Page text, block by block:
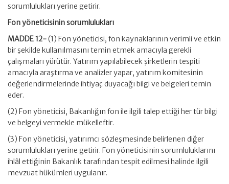
sorumlulukları yerine getirir.
Fon yöneticisinin sorumlulukları
MADDE 12-(1) Fon yöneticisi, fon kaynaklarının verimli ve etkin
bir şekilde kullanılmasını temin etmek amacıyla gerekli
çalışmaları yürütür. Yatırım yapılabilecek şirketlerin tespiti
amacıyla araştırma ve analizler yapar, yatırım komitesinin
değerlendirmelerinde ihtiyaç duyacağı bilgi ve belgeleri temin
eder.
(2) Fon yöneticisi, Bakanlığın fon ile ilgili talep ettiği her tür bilgi
ve belgeyi vermekle mükelleftir.
(3) Fon yöneticisi, yatırımcı sözleşmesinde belirlenen diğer
sorumlulukları yerine getirir. Fon yöneticisinin sorumluluklarını
ihlâl ettiğinin Bakanlık tarafından tespit edilmesi halinde ilgili
mevzuat hükümleri uygulanır.